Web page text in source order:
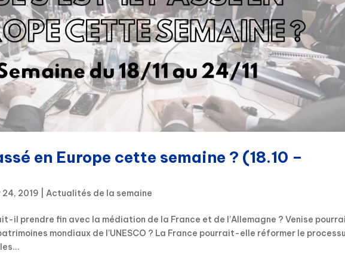
en Europe cette semaine ? (18.10 –
24, 2019 |Actualités de la semaine
il prendre fin avec la médiation de la France et de l’Allemagne ? Venise
mondiaux de l’UNESCO ? La France pourrait-elle réformer le